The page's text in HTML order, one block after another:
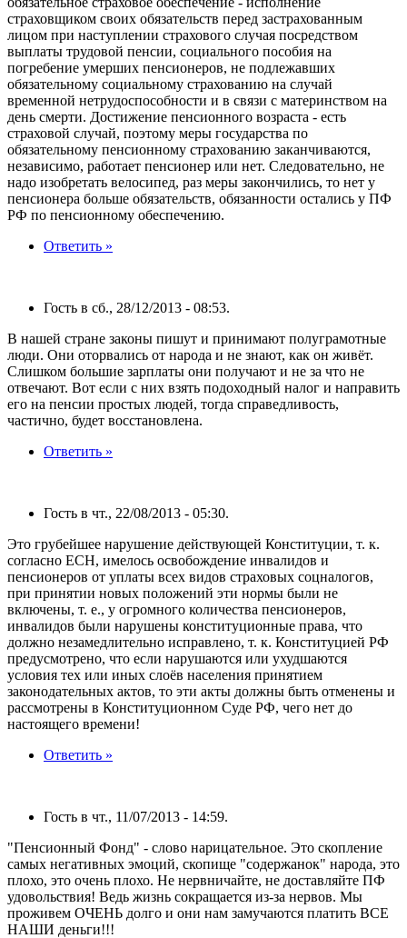
страховщиком своих обязательств перед застрахованным
лицом при наступлении страхового случая посредством
выплаты трудовой пенсии, социального пособия на
погребение умерших пенсионеров, не подлежавших
обязательному социальному страхованию на случай
временной нетрудоспособности и в связи с материнством на
день смерти. Достижение пенсионного возраста - есть
страховой случай, поэтому меры государства по
обязательному пенсионному страхованию заканчиваются,
независимо, работает пенсионер или нет. Следовательно, не
надо изобретать велосипед, раз меры закончились, то нет у
пенсионера больше обязательств, обязанности остались у ПФ
РФ по пенсионному обеспечению.
Ответить »
Гость в сб., 28/12/2013 - 08:53.
В нашей стране законы пишут и принимают полуграмотные
люди. Они оторвались от народа и не знают, как он живёт.
Слишком большие зарплаты они получают и не за что не
отвечают. Вот если с них взять подоходный налог и направить
его на пенсии простых людей, тогда справедливость,
частично, будет восстановлена.
Ответить »
Гость в чт., 22/08/2013 - 05:30.
Это грубейшее нарушение действующей Конституции, т. к.
согласно ЕСН, имелось освобождение инвалидов и
пенсионеров от уплаты всех видов страховых соцналогов,
при принятии новых положений эти нормы были не
включены, т. е., у огромного количества пенсионеров,
инвалидов были нарушены конституционные права, что
должно незамедлительно исправлено, т. к. Конституцией РФ
предусмотрено, что если нарушаются или ухудшаются
условия тех или иных слоёв населения принятием
законодательных актов, то эти акты должны быть отменены и
рассмотрены в Конституционном Суде РФ, чего нет до
настоящего времени!
Ответить »
Гость в чт., 11/07/2013 - 14:59.
"Пенсионный Фонд" - слово нарицательное. Это скопление
самых негативных эмоций, скопище "содержанок" народа, это
плохо, это очень плохо. Не нервничайте, не доставляйте ПФ
удовольствия! Ведь жизнь сокращается из-за нервов. Мы
проживем ОЧЕНЬ долго и они нам замучаются платить ВСЕ
НАШИ деньги!!!